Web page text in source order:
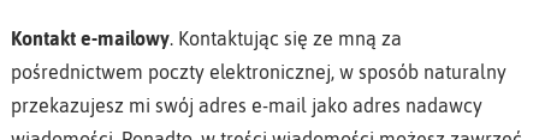
Kontakt e-mailowy. Kontaktując się ze mną za
pośrednictwem poczty elektronicznej, w sposób naturalny
przekazujesz mi swój adres e-mail jako adres nadawcy